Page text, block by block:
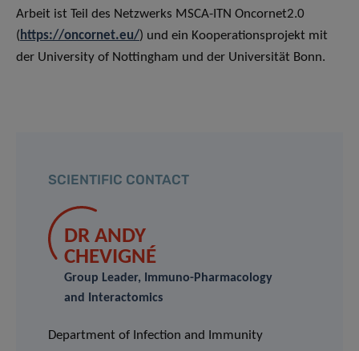
Arbeit ist Teil des Netzwerks MSCA-ITN Oncornet2.0
( https://oncornet.eu/) und ein Kooperationsprojekt mit
der University of Nottingham und der Universität Bonn.
SCIENTIFIC CONTACT
DR ANDY
CHEVIGNÉ
Group Leader, Immuno-Pharmacology
and Interactomics
Department of Infection and Immunity